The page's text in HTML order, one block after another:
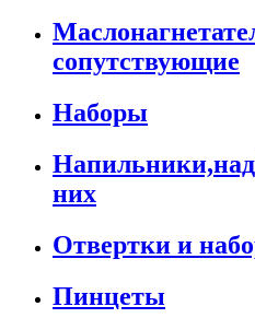
сопутствующие
Наборы
них
Отвертки и
Пинцеты